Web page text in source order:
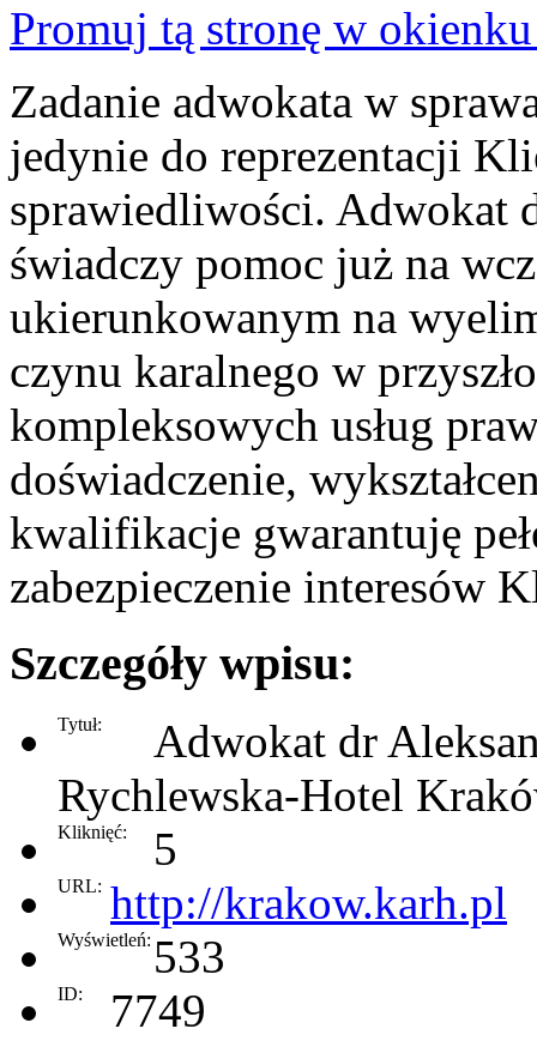
Promuj tą stronę w
Zadanie adwokata w
jedynie do reprezentacji
sprawiedliwości. Adwokat
świadczy pomoc już na
ukierunkowanym na
czynu karalnego w
kompleksowych usług
doświadczenie,
kwalifikacje gwarantuję
zabezpieczenie interesów
Szczegóły wpisu:
Tytuł:
Adwokat dr
Rychlewska-Hotel
Kliknięć: 5
URL: http://krakow.karh.pl
Wyświetleń: 533
ID: 7749